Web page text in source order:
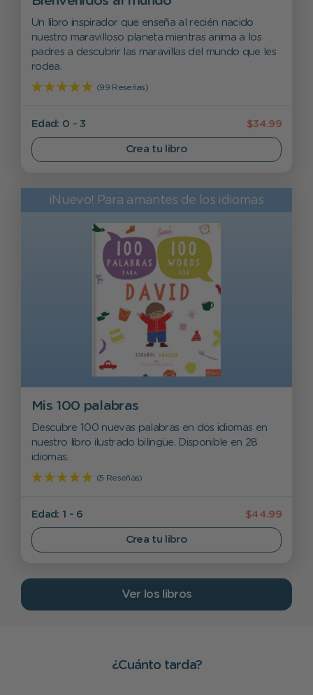
Un libro inspirador que enseña al recién nacido
nuestro maravilloso planeta mientras anima a los
padres a descubrir las maravillas del mundo que les
rodea.
(99 Reseñas)
$34.99
Edad: 0 - 3
Crea tu libro
¡Nuevo! Para amantes de los idiomas
Mis 100 palabras
Descubre 100 nuevas palabras en dos idiomas en
nuestro libro ilustrado bilingüe. Disponible en 28
idiomas.
(5 Reseñas)
$44.99
Edad: 1 - 6
Crea tu libro
Ver los libros
¿Cuánto tarda?